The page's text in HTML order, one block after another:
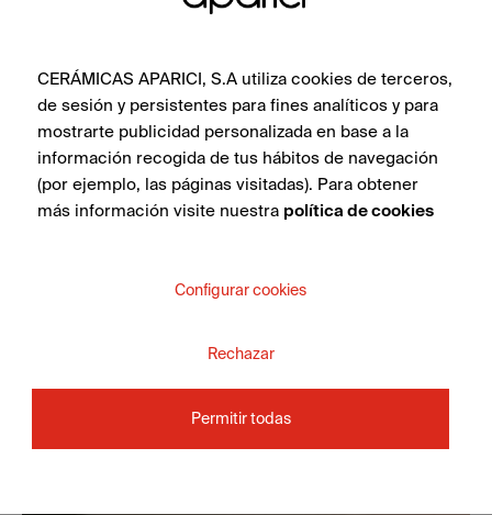
CERÁMICAS APARICI, S.A utiliza cookies de terceros,
de sesión y persistentes para fines analíticos y para
mostrarte publicidad personalizada en base a la
información recogida de tus hábitos de navegación
(por ejemplo, las páginas visitadas). Para obtener
más información visite nuestra política de cookies
Configurar cookies
Rechazar
Permitir todas